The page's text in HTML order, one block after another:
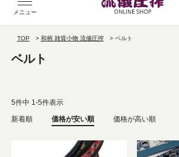
メニュー
TOP 和柄 雑貨小物 流儀圧搾 ベルト
ベルト
価格が安い順 価格が高い順
新着順
5件中 1-5件表示